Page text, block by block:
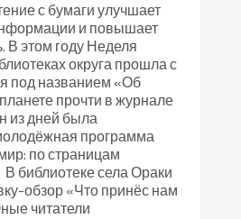
с бумаги улучшает
и повышает
В этом году Неделя
округа прошла с
под названием «Об
прочти в журнале
из дней была
программа
по страницам
села Ораки
обзор «Что принёс нам
читатели